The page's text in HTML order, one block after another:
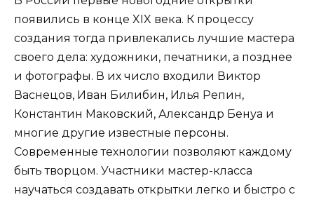
появились в конце XIX века. К процессу
создания тогда привлекались лучшие мастера
своего дела: художники, печатники, а позднее
и фотографы. В их число входили Виктор
Васнецов, Иван Билибин, Илья Репин,
Константин Маковский, Александр Бенуа и
многие другие известные персоны.
Современные технологии позволяют каждому
быть творцом. Участники мастер-класса
научаться создавать открытки легко и быстро с